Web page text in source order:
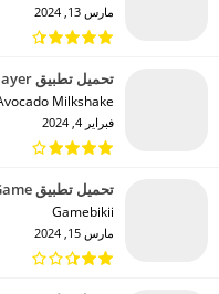
مارس 13, 2024
تحميل تطبيق Provid Video Player مهكر للاندرويد 2024
Milkshake‏
فبراير 4, 2024
تحميل تطبيق Bikii Cloud Game مهكر للاندرويد 2024
Gamebikii‏
مارس 15, 2024